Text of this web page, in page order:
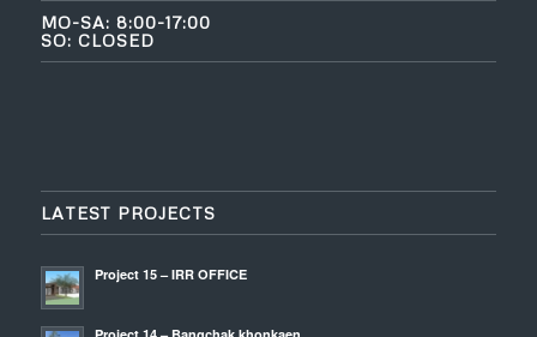
MO-SA: 8:00-17:00
SO: CLOSED
LATEST PROJECTS
Project 15 – IRR OFFICE